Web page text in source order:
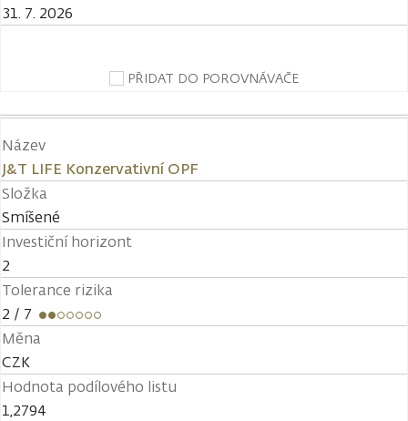
31. 7. 2026
PŘIDAT DO POROVNÁVAČE
Název
J&T LIFE Konzervativní OPF
Složka
Smíšené
Investiční horizont
2
Tolerance rizika
2 / 7
Měna
CZK
Hodnota podílového listu
1,2794